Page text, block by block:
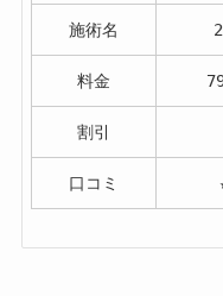
施術名
料金
割引
口コミ